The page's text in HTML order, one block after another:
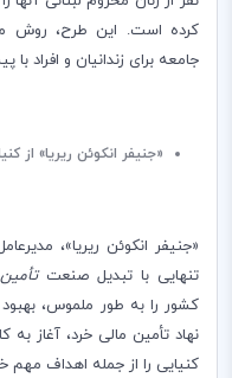
کرده است. این طرح، روش
جامعه برای زندانیان و افراد
«جنیفر انکوئن ریریا» از
«جنیفر انکوئن ریریا»،
تنهایی با تبدیل صنعت
کشور را به طور ملموس،
نهاد تأمین مالی خرد، آغاز به
کنیایی را از جمله اهداف مهم